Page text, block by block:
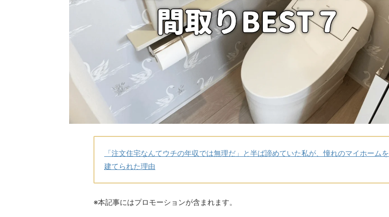
「注文住宅なんてウチの年収では無理だ」と半ば諦めていた私が、憧れのマイホームを
建てられた理由
※本記事にはプロモーションが含まれます。